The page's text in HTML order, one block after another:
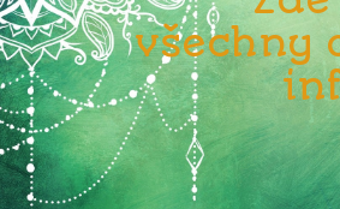
všechny